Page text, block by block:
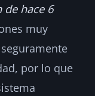
de hace 6
muy
por lo que